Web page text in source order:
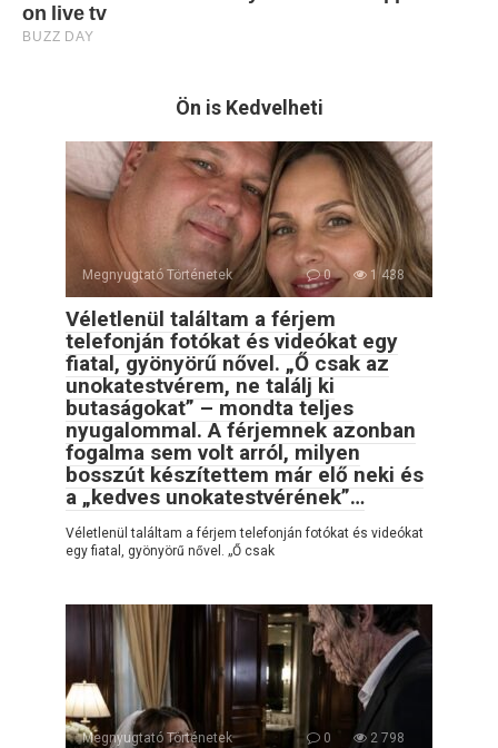
Ön is Kedvelheti
Megnyugtató Történetek 0 1 438
Véletlenül találtam a férjem
telefonján fotókat és videókat egy
fiatal, gyönyörű nővel. „Ő csak az
unokatestvérem, ne találj ki
butaságokat” – mondta teljes
nyugalommal. A férjemnek azonban
fogalma sem volt arról, milyen
bosszút készítettem már elő neki és
a „kedves unokatestvérének”…
Véletlenül találtam a férjem telefonján fotókat és videókat
egy fiatal, gyönyörű nővel. „Ő csak
Megnyugtató Történetek 0 2 798